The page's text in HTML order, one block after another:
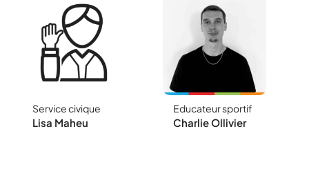
Animation des
30min d'Activité
Service civique
Lisa Maheu
Formateur gestes
qui sauvent et
Educateur sportif
Charlie Ollivier